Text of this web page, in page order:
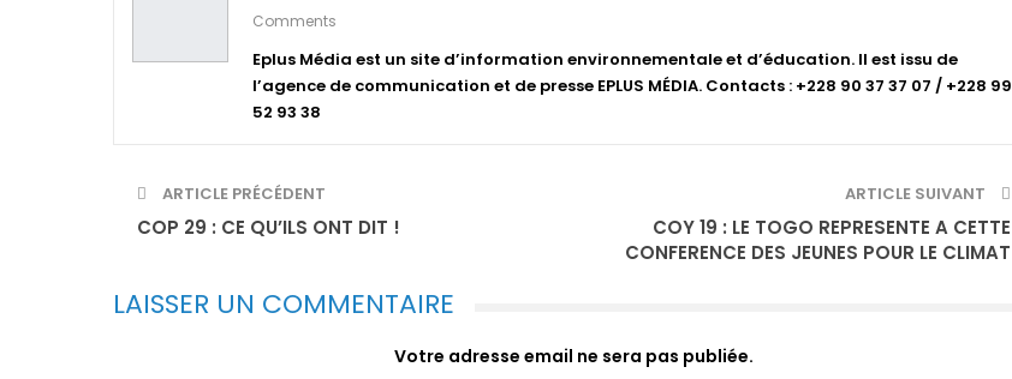
Comments
Eplus Média est un site d’information environnementale et d’éducation. Il est issu de
l’agence de communication et de presse EPLUS MÉDIA. Contacts : +228 90 37 37 07 / +228 99
52 93 38
ARTICLE PRÉCÉDENT
COP 29 : CE QU’ILS ONT DIT !
ARTICLE SUIVANT
COY 19 : LE TOGO REPRESENTE A CETTE
CONFERENCE DES JEUNES POUR LE CLIMAT
LAISSER UN COMMENTAIRE
Votre adresse email ne sera pas publiée.